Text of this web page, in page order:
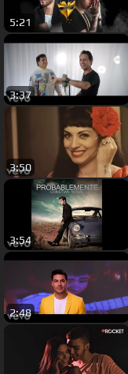
5:21
3:37
3:50
3:54
2:48